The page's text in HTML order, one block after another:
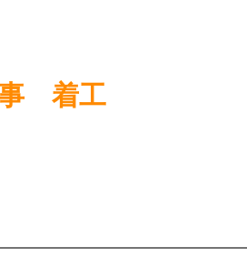
事 着工